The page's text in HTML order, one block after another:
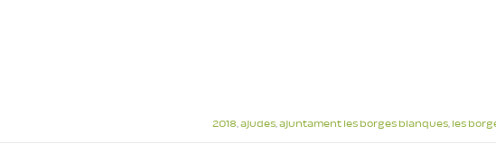
2018,ajudes,ajuntament les borges blanques, les